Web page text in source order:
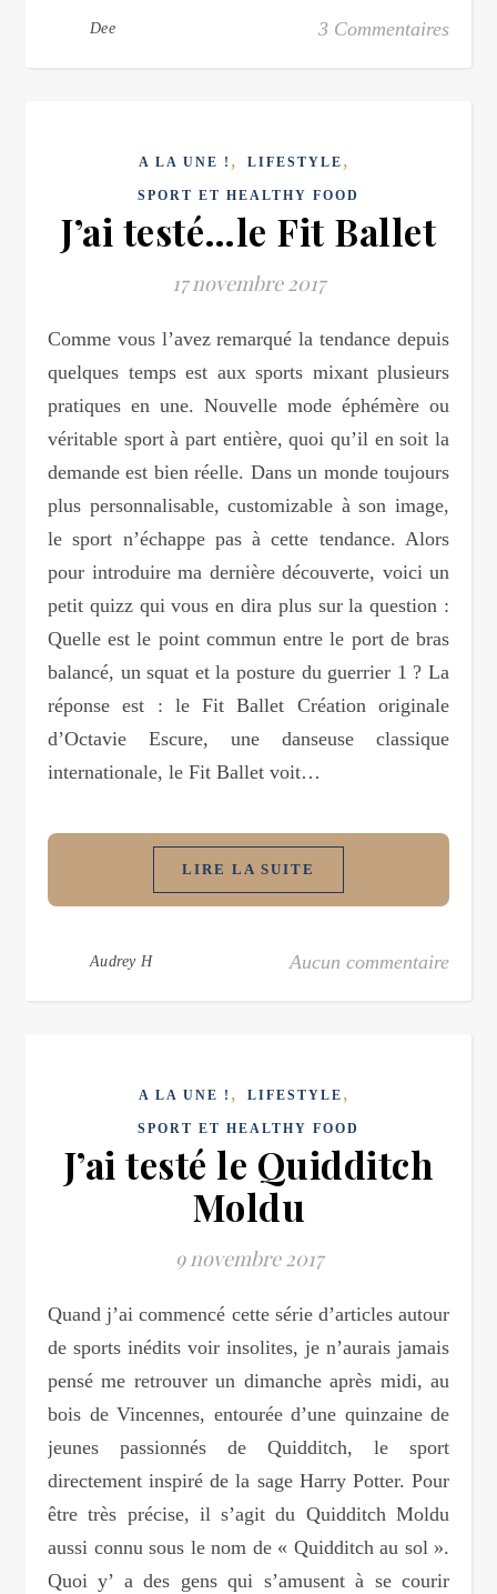
Dee 3 Commentaires
A LA UNE ! , LIFESTYLE ,
SPORT ET HEALTHY FOOD
J’ai testé…le Fit Ballet
17 novembre 2017
Comme vous l’avez remarqué la tendance depuis
quelques temps est aux sports mixant plusieurs
pratiques en une. Nouvelle mode éphémère ou
véritable sport à part entière, quoi qu’il en soit la
demande est bien réelle. Dans un monde toujours
plus personnalisable, customizable à son image,
le sport n’échappe pas à cette tendance. Alors
pour introduire ma dernière découverte, voici un
petit quizz qui vous en dira plus sur la question :
Quelle est le point commun entre le port de bras
balancé, un squat et la posture du guerrier 1 ? La
réponse est : le Fit Ballet Création originale
d’Octavie Escure, une danseuse classique
internationale, le Fit Ballet voit…
LIRE LA SUITE
Audrey H Aucun commentaire
A LA UNE ! , LIFESTYLE ,
SPORT ET HEALTHY FOOD
J’ai testé le Quidditch
Moldu
9 novembre 2017
Quand j’ai commencé cette série d’articles autour
de sports inédits voir insolites, je n’aurais jamais
pensé me retrouver un dimanche après midi, au
bois de Vincennes, entourée d’une quinzaine de
jeunes passionnés de Quidditch, le sport
directement inspiré de la sage Harry Potter. Pour
être très précise, il s’agit du Quidditch Moldu
aussi connu sous le nom de « Quidditch au sol ».
Quoi y’ a des gens qui s’amusent à se courir